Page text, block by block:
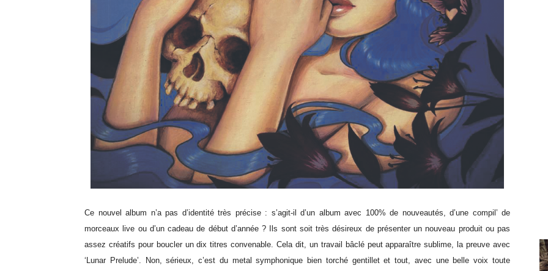
Ce nouvel album n’a pas d’identité très précise : s’agit-il d’un album avec 100% de nouveautés, d’une compil’ de
morceaux live ou d’un cadeau de début d’année ? Ils sont soit très désireux de présenter un nouveau produit ou pas
assez créatifs pour boucler un dix titres convenable. Cela dit, un travail bâclé peut apparaître sublime, la preuve avec
‘Lunar Prelude’. Non, sérieux, c’est du metal symphonique bien torché gentillet et tout, avec une belle voix toute